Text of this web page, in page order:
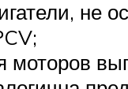
не
моторов